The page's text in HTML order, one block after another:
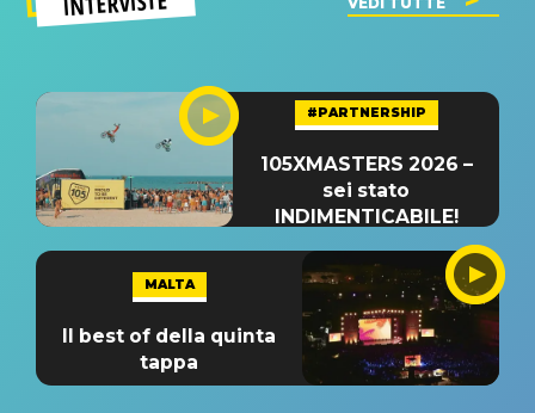
#PARTNERSHIP
105XMASTERS 2026 –
sei stato
INDIMENTICABILE!
MALTA
Il best of della quinta
tappa